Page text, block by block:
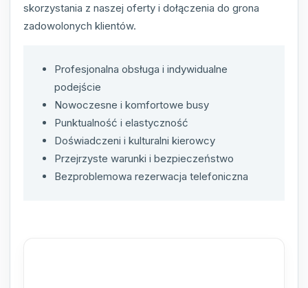
skorzystania z naszej oferty i dołączenia do grona
zadowolonych klientów.
Profesjonalna obsługa i indywidualne
podejście
Nowoczesne i komfortowe busy
Punktualność i elastyczność
Doświadczeni i kulturalni kierowcy
Przejrzyste warunki i bezpieczeństwo
Bezproblemowa rezerwacja telefoniczna